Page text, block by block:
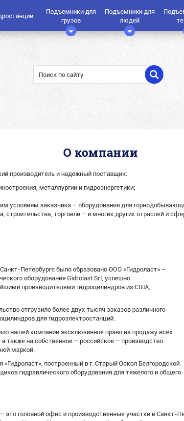
Подъемники для
грузов
Подъемники для
людей
О компании
производитель и надежный поставщик:
металлургии и гидроэнергетики;
условиям заказчика – оборудования для
строительства, торговли – и многих других отраслей и
Петербурге было образовано ООО «Гидроласт» –
оборудования Gidrolast Srl, успешно
производителями гидроцилиндров из США,
отгрузило более двух тысяч заказов различного
для гидроэлектростанций.
нашей компании эксклюзивное право на продажу всех
также на собственное – российское – производство
маркой.
«Гидроласт», построенный в г. Старый Оскол Белгородской
гидравлического оборудования для тяжелого и общего
это головной офис и производственные участки в Санкт-